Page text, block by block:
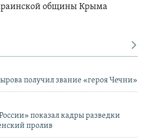
общины Крыма
получил звание «героя Чечни»
показал кадры разведки
пролив